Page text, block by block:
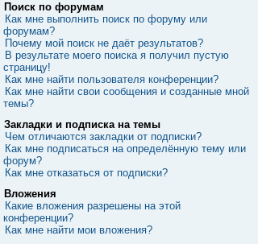
Поиск по форумам
Как мне выполнить поиск по форуму или
форумам?
Почему мой поиск не даёт результатов?
В результате моего поиска я получил пустую
страницу!
Как мне найти пользователя конференции?
Как мне найти свои сообщения и созданные мной
темы?
Закладки и подписка на темы
Чем отличаются закладки от подписки?
Как мне подписаться на определённую тему или
форум?
Как мне отказаться от подписки?
Вложения
Какие вложения разрешены на этой
конференции?
Как мне найти мои вложения?